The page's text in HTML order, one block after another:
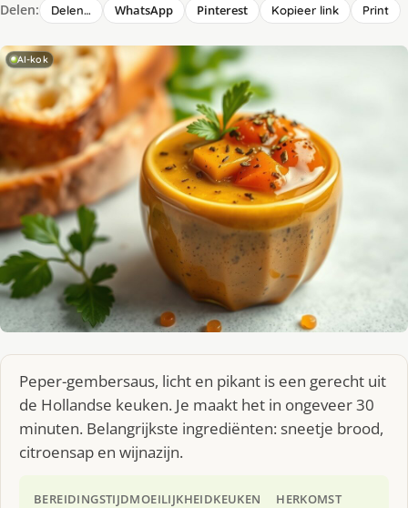
Delen: Delen… WhatsApp Pinterest Kopieer link Print
AI-kok
Peper-gembersaus, licht en pikant is een gerecht uit
de Hollandse keuken. Je maakt het in ongeveer 30
minuten. Belangrijkste ingrediënten: sneetje brood,
citroensap en wijnazijn.
BEREIDINGSTIJDMOEILIJKHEIDKEUKEN HERKOMST